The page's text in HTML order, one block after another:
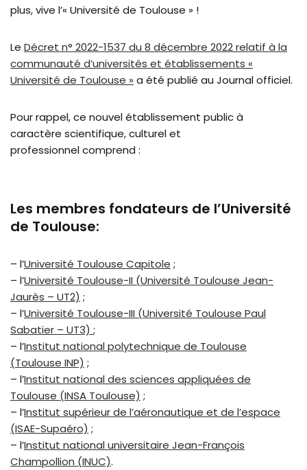
plus, vive l’« Université de Toulouse » !
Le Décret n° 2022-1537 du 8 décembre 2022 relatif à la
communauté d’universités et établissements «
Université de Toulouse » a été publié au Journal officiel.
Pour rappel, ce nouvel établissement public à
caractère scientifique, culturel et
professionnel comprend :
Les membres fondateurs de l’Université
de Toulouse:
– l’Université Toulouse Capitole ;
– l’Université Toulouse-II (Université Toulouse Jean-
Jaurès – UT2) ;
– l’Université Toulouse-III (Université Toulouse Paul
Sabatier – UT3) ;
– l’Institut national polytechnique de Toulouse
(Toulouse INP) ;
– l’Institut national des sciences appliquées de
Toulouse (INSA Toulouse) ;
– l’Institut supérieur de l’aéronautique et de l’espace
(ISAE-Supaéro) ;
– l’Institut national universitaire Jean-François
Champollion (INUC).